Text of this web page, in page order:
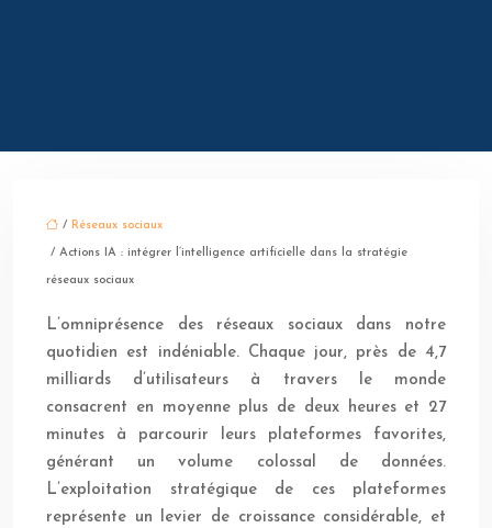
/ Réseaux sociaux
/ Actions IA : intégrer l’intelligence artificielle dans la stratégie
réseaux sociaux
L’omniprésence des réseaux sociaux dans notre
quotidien est indéniable. Chaque jour, près de 4,7
milliards d’utilisateurs à travers le monde
consacrent en moyenne plus de deux heures et 27
minutes à parcourir leurs plateformes favorites,
générant un volume colossal de données.
L’exploitation stratégique de ces plateformes
représente un levier de croissance considérable, et